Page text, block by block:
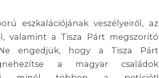
eszkalációjának veszélyeiről, az
valamint a Tisza Párt megszorító
engedjük, hogy a Tisza Párt
a magyar családok